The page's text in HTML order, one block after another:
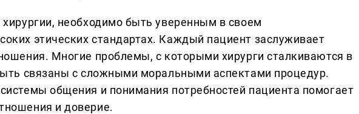
хирургии, необходимо быть уверенным в своем
этических стандартах. Каждый пациент заслуживает
Многие проблемы, с которыми хирурги сталкиваются в
связаны с сложными моральными аспектами процедур.
общения и понимания потребностей пациента помогает
и доверие.